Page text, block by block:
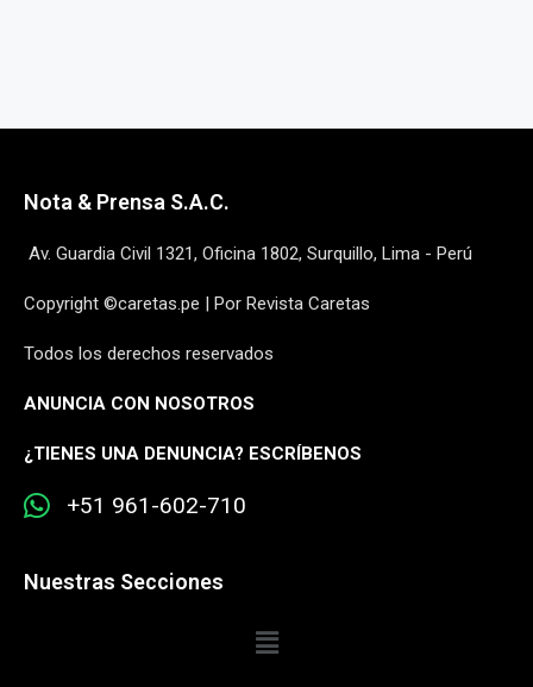
Nota & Prensa S.A.C.
Av. Guardia Civil 1321, Oficina 1802, Surquillo, Lima - Perú
Copyright ©caretas.pe | Por Revista Caretas
Todos los derechos reservados
ANUNCIA CON NOSOTROS
¿TIENES UNA DENUNCIA? ESCRÍBENOS
+51 961-602-710
Nuestras Secciones